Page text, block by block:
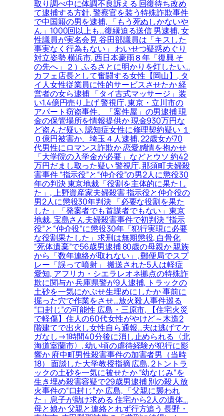
取り調べ中に体調不良訴える 回復待ち改め
て逮捕する方針, 警察官を装う特殊詐欺事件
で中国籍の男を逮捕, 「もう死ぬしかないや
ん」1000回以上も…復縁迫る送信 男逮捕, 女
性議員が実名会見 谷田部議員は「キスした
事実なく行為もない」 わいせつ疑惑めぐり
対立姿勢 横浜市, 西日本豪雨８年「復興 そ
の先へ」２）ふるさとに明かりを灯したい…
カフェ店長として奮闘する女性【岡山】, タ
イ人女性従業員に性的サービスさせたか 経
営者の女ら逮捕 「タイ古式マッサージ」装
い1.4億円売り上げ 警視庁, 東京・立川市の
アパート窃盗事件、「案件屋」の男逮捕 現
金の保管場所を情報提供か 現金930万円な
ど盗んだ疑い, 認知症女性に修理契約疑い １
０億円被害か、埼玉４人逮捕, 22歳女が70
代男性にロマンス詐欺か 恋愛感情を抱かせ
「大学院の入学金が必要」などとウソ 約42
万円だまし取った疑い 警視庁, 那須町夫婦殺
害事件 “指示役”と“仲介役”の男2人に懲役30
年の判決 東京地裁「役割を主体的に果たし
た」, 上野資産家夫婦殺害 指示役と仲介役の
男2人に懲役30年判決 「必要な役割を果た
した」「発案者でも首謀者でもない」東京
地裁, 宝島さん夫婦殺害事件で初判決 “指示
役”と“仲介役”に懲役30年「犯行実現に必要
な役割果たした」求刑は無期懲役, 白骨化
“死体遺棄”で56歳男逮捕 80歳の母親か 親族
から「数年連絡が取れない」, 郵便局でスプ
レー「誤って噴射」 搬送された5人は軽症
愛知, アフリカ・シエラレオネ拠点の特殊詐
欺に関与か 兵庫県警が9人逮捕, トラックの
土砂を一気にかぶせ生埋めにしたか 事前に
掘った穴で作業をさせ…放火殺人事件巡る
“口封じ”の可能性 広島・三原市, 【住宅火災
で軽傷】住人の60代女性がやけど～木造2
階建てで出火し女性自ら通報…夫は逃げてケ
ガなし→1時間40分後に消し止められる〈北
海道室蘭市〉, 幼い頃の虐待経験が犯行に影
響か 府中町男性殺害事件の加害者男（当時
18） 面談した大学教授指摘 広島, 2トントラ
ックの土砂を一気に被せたか “幼なじみ”を
生き埋め殺害容疑で29歳男逮捕 別の殺人放
火事件の“口封じ”か 広島, 「父親に襲われ
た」息子が助け求める 住宅から2人の遺体…
母と娘か 父親と連絡とれず行方追う 長野・